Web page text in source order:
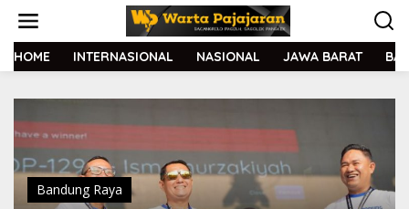
t
HOME INTERNASIONAL NASIONAL JAWA BARAT
Bandung Raya